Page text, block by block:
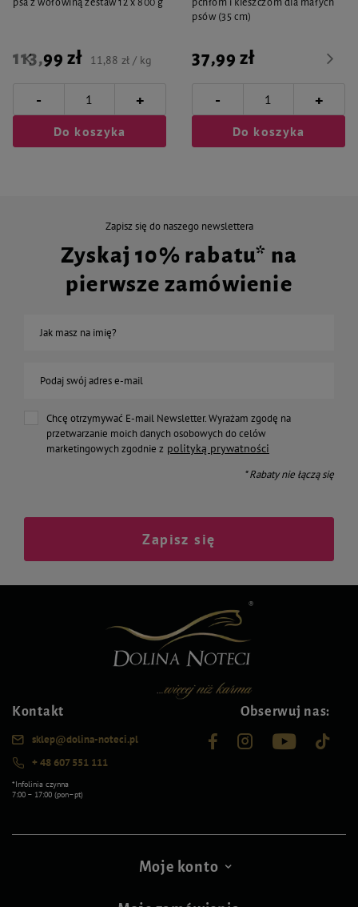
psa z wołowiną zestaw 12 x 800 g
113,99 zł 11,88 zł / kg
- +
Do koszyka
pchłom i kleszczom dla małych
psów (35 cm)
37,99 zł
- +
Do koszyka
Zapisz się do naszego newslettera
Zyskaj 10% rabatu* na
pierwsze zamówienie
Jak masz na imię?
Podaj swój adres e-mail
Chcę otrzymywać E-mail Newsletter. Wyrażam zgodę na
przetwarzanie moich danych osobowych do celów
marketingowych zgodnie z polityką prywatności
* Rabaty nie łączą się
Zapisz się
Kontakt
sklep@dolina-noteci.pl
+ 48 607 551 111
*Infolinia czynna
7:00 – 17:00 (pon–pt)
Obserwuj nas:
Moje konto